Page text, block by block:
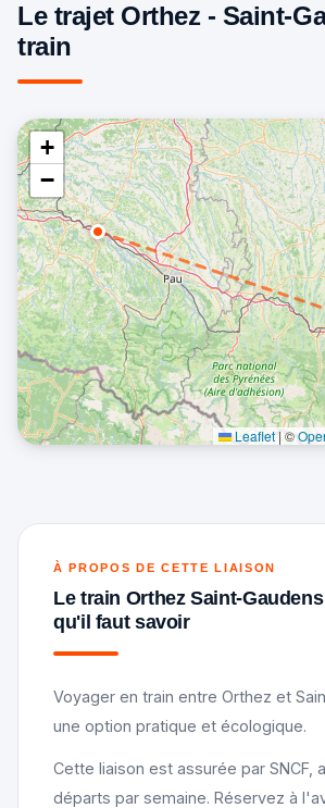
Le trajet Orthez - Saint-
train
+
−
Leaflet | ©
À PROPOS DE CETTE LIAISON
Le train Orthez Saint-
qu'il faut savoir
Voyager en train entre Orthez et
une option pratique et écologique.
Cette liaison est assurée par SNCF,
départs par semaine. Réservez à